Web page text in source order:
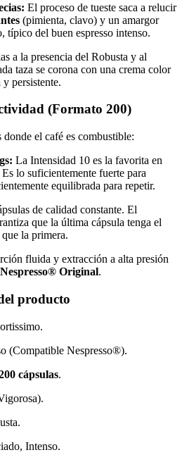
El proceso de tueste saca a relucir
(pimienta, clavo) y un amargor
típico del buen espresso intenso.
a la presencia del Robusta y al
taza se corona con una crema color
persistente.
(Formato 200)
el café es combustible:
La Intensidad 10 es la favorita en
lo suficientemente fuerte para
equilibrada para repetir.
de calidad constante. El
que la última cápsula tenga el
la primera.
fluida y extracción a alta presión
Nespresso® Original.
producto
(Compatible Nespresso®).
cápsulas.
Intenso.